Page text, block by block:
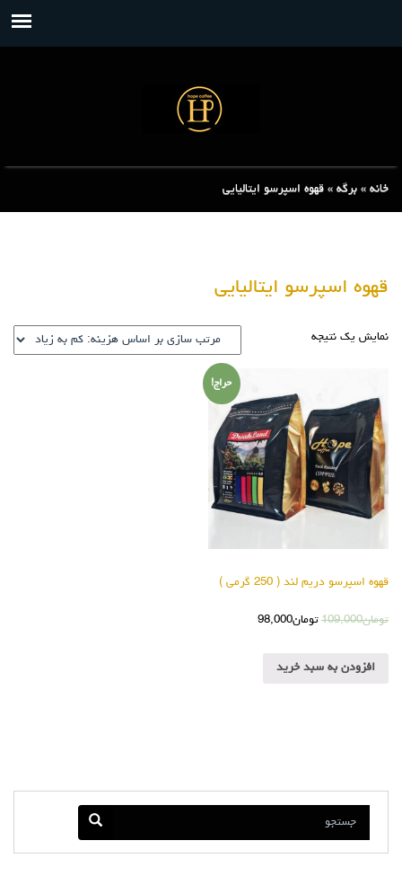
خانه » برگه » قهوه اسپرسو ایتالیایی
قهوه اسپرسو ایتالیایی
نمایش یک نتیجه
حراج!
قهوه اسپرسو دریم لند ( 250 گرمی )
تومان109,000 تومان98,000
افزودن به سبد خرید